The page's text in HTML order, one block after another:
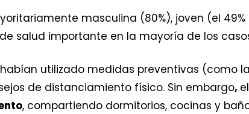
masculina (80%), joven (el
salud importante en la mayoría de los
utilizado medidas preventivas (como
de distanciamiento físico. Sin embargo,
, compartiendo dormitorios, cocinas y